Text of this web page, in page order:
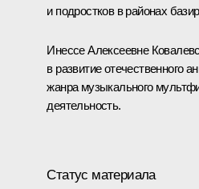
и подростков в районах
Инессе Алексеевне
в развитие отечественного
жанра музыкального
деятельность.
Статус материала